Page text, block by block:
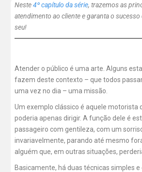
Neste4º capítulo da série, trazemos as
atendimento ao cliente e garanta o sucesso
seu!
Atender o público é uma arte. Alguns
fazem deste contexto – que todos
uma vez no dia – uma missão.
Um exemplo clássico é aquele motorista
poderia apenas dirigir. A função dele é
passageiro com gentileza, com um
invariavelmente, parando até mesmo
alguém que, em outras situações,
Basicamente, há duas técnicas simples e